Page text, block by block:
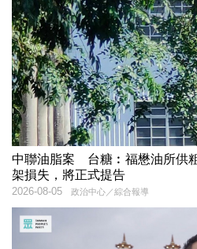
中聯油脂案 台糖︰福懋油所供
架損失，將正式提告
政治中心／綜合報導
2026-08-05